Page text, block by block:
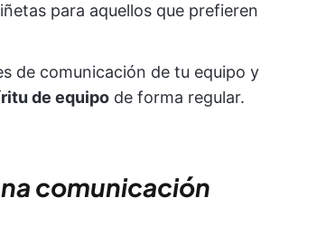
para aquellos que prefieren
de comunicación de tu equipo y
de equipo de forma regular.
comunicación